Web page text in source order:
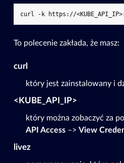
To polecenie zakłada, że masz:
curl
który jest zainstalowany i
<KUBE_API_IP>
który można zobaczyć za
API Access –>View
livez